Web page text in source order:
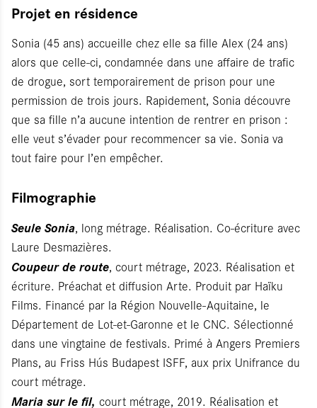
Projet en résidence
Sonia (45 ans) accueille chez elle sa fille Alex (24 ans)
alors que celle-ci, condamnée dans une affaire de trafic
de drogue, sort temporairement de prison pour une
permission de trois jours. Rapidement, Sonia découvre
que sa fille n’a aucune intention de rentrer en prison :
elle veut s’évader pour recommencer sa vie. Sonia va
tout faire pour l’en empêcher.
Filmographie
Seule Sonia, long métrage. Réalisation. Co-écriture avec
Laure Desmazières.
Coupeur de route, court métrage, 2023. Réalisation et
écriture. Préachat et diffusion Arte. Produit par Haïku
Films. Financé par la Région Nouvelle-Aquitaine, le
Département de Lot-et-Garonne et le CNC. Sélectionné
dans une vingtaine de festivals. Primé à Angers Premiers
Plans, au Friss Hús Budapest ISFF, aux prix Unifrance du
court métrage.
Maria sur le fil, court métrage, 2019. Réalisation et